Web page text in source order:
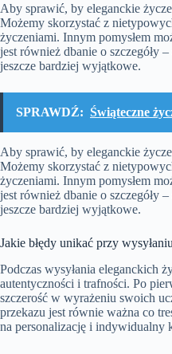
Aby sprawić, by eleganckie
Możemy skorzystać z
życzeniami. Innym pomysłem
jest również dbanie o szczegóły
jeszcze bardziej wyjątkowe.
SPRAWDŹ: Świąteczne
Aby sprawić, by eleganckie
Możemy skorzystać z
życzeniami. Innym pomysłem
jest również dbanie o szczegóły
jeszcze bardziej wyjątkowe.
Jakie błędy unikać przy
Podczas wysyłania eleganckich
autentyczności i trafności. Po
szczerość w wyrażeniu swoich
przekazu jest równie ważna co
na personalizację i indywidualny